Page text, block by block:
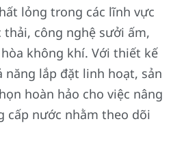
lỏng trong các lĩnh vực
công nghệ sưởi ấm,
không khí. Với thiết kế
năng lắp đặt linh hoạt, sản
hoàn hảo cho việc nâng
cấp nước nhằm theo dõi